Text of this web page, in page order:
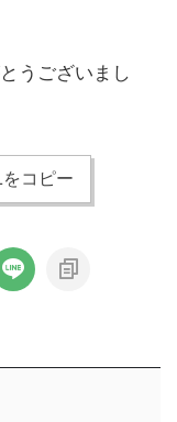
うございまし
コピー